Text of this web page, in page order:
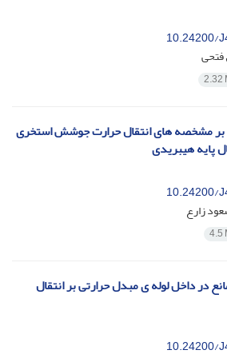
10.24200/
2.32
بر مشخصه های انتقال حرارت جوشش استخری
پایه هیبریدی
10.24200/
زارع
4.5
در داخل لوله ی مبدل حرارتی بر انتقال
10.24200/